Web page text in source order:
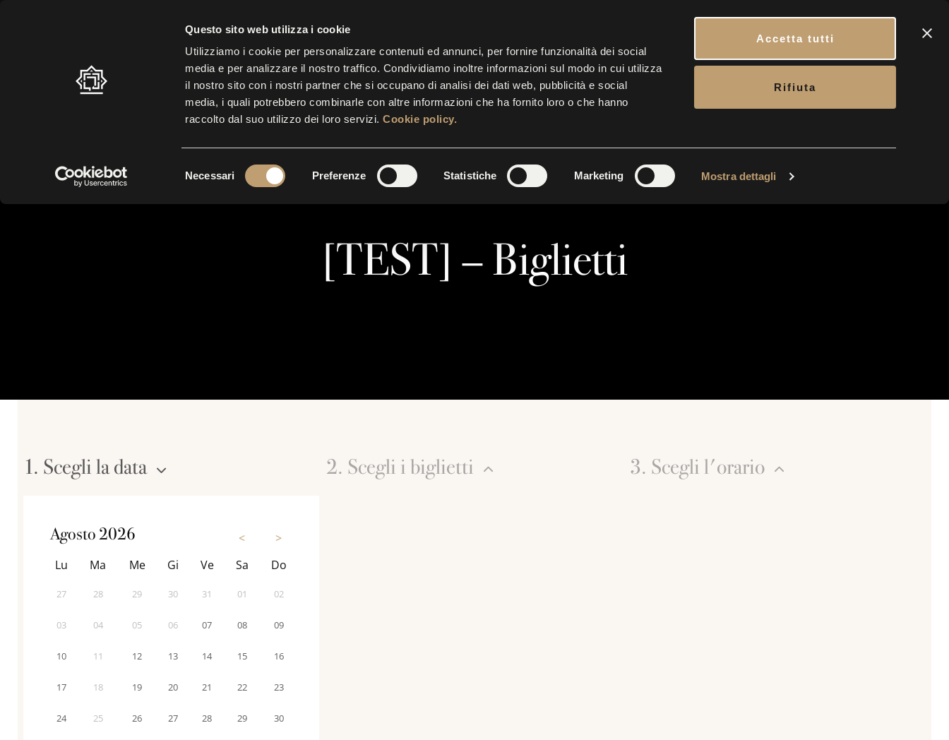
Questo sito web utilizza i cookie
Utilizziamo i cookie per personalizzare contenuti ed annunci, per fornire funzionalità dei social
media e per analizzare il nostro traffico. Condividiamo inoltre informazioni sul modo in cui utilizza
il nostro sito con i nostri partner che si occupano di analisi dei dati web, pubblicità e social
media, i quali potrebbero combinarle con altre informazioni che ha fornito loro o che hanno
raccolto dal suo utilizzo dei loro servizi.Cookie policy.
e
n
Necessari Preferenze Statistiche Marketing Mostra dettagli
Accetta tutti
Rifiuta
ULTIMO INGRESSO: 17.30 | BIGLIETTERIA APERTA FINO ALLE 17.30
LABIRINTO VISITA MOSTRE EVENTI INIZIATIVE SUITES GALLERY BIGLIETTERIA
[TEST] – Biglietti
1. Scegli la data
Agosto 2026 <
>
Lu
Ma Me Gi Ve Sa Do
27 28 29 30 31 01 02
03 04 05 06 07 08 09
10 11 12 13 14 15 16
17 18 19 20 21 22 23
24 25 26 27 28 29 30
2. Scegli i biglietti 3. Scegli l'orario